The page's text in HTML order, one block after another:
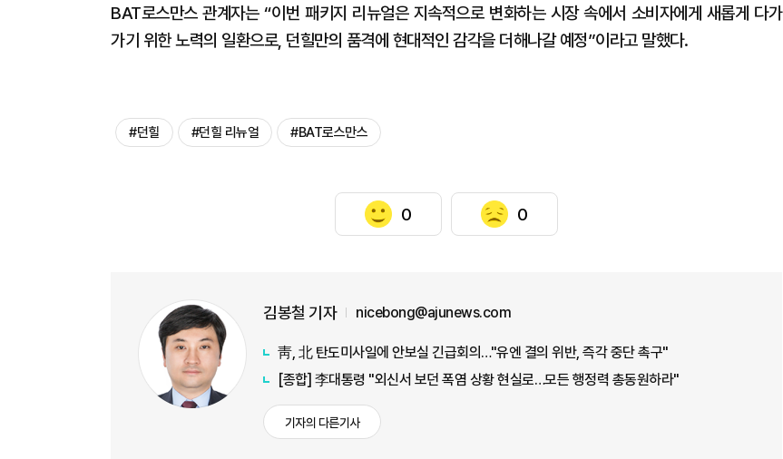
BAT로스만스 관계자는 “이번 패키지 리뉴얼은 지속적으로 변화하는 시장 속에서 소비자에게 새롭게 다가
가기 위한 노력의 일환으로, 던힐만의 품격에 현대적인 감각을 더해나갈 예정”이라고 말했다.
#던힐 #던힐 리뉴얼 #BAT로스만스
0 0
김봉철 기자 nicebong@ajunews.com
靑, 北 탄도미사일에 안보실 긴급회의…"유엔 결의 위반, 즉각 중단 촉구"
[종합] 李대통령 "외신서 보던 폭염 상황 현실로…모든 행정력 총동원하라"
기자의 다른기사